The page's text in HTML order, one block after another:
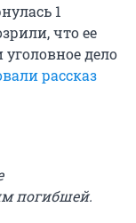
1
что ее
дело
рассказ
погибшей.